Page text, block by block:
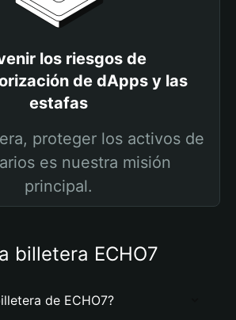
los riesgos de
de dApps y las
estafas
proteger los activos de
es nuestra misión
principal.
billetera ECHO7
de ECHO7?